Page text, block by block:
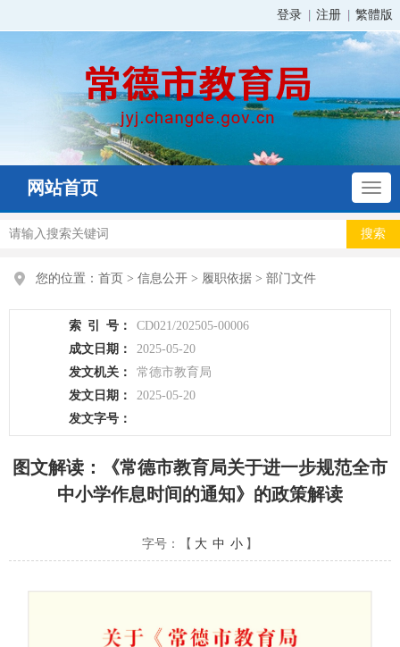
登录 注册 繁體版
网站首页
您的位置： 首页 > 信息公开 > 履职依据 > 部门文件
索 引 号：
CD021/202505-00006
成文日期：
2025-05-20
发文机关：
常德市教育局
发文日期：
2025-05-20
发文字号：
图文解读：《常德市教育局关于进一步规范全市
中小学作息时间的通知》的政策解读
字号：【 大 中 小 】